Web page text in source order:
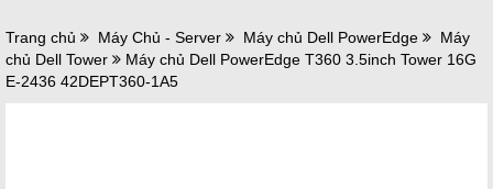
Trang chủ Máy Chủ - Server Máy chủ Dell PowerEdge
Máy
chủ Dell Tower
Máy chủ Dell PowerEdge T360 3.5inch Tower 16G
E-2436 42DEPT360-1A5